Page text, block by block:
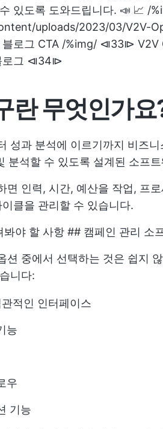
있도록 도와드립니다. 📣 📈 /
uploads/2023/03/V2V-
블로그 CTA /%img/ ⧏33⧐
로그 ⧏34⧐
란 무엇인가요
성과 분석에 이르기까지 비즈
분석할 수 있도록 설계된 소프
면 인력, 시간, 예산을 작업, 프
클을 관리할 수 있습니다.
야 할 사항 ## 캠페인 관리 소
션 중에서 선택하는 것은 쉽지
니다:
적인 인터페이스
능
우
기능